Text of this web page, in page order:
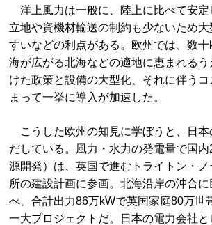
洋上風力は一般に、陸上に比べて安定
立地や資機材輸送の制約も少ないため
すいなどの利点がある。欧州では、数
海が広がる北海などの適地に恵まれる
けた政策と設備の大型化、それに伴う
まって一挙に導入が加速した。
こうした欧州の知見に学ぼうと、日本
だしている。風力・水力の発電量で国
源開発）は、英国で進むトライトン・
所の建設計画に参画。北海沿岸の沖合
べ、合計出力86万kWで英国家庭80万世
一大プロジェクトだ。日本の電力会社